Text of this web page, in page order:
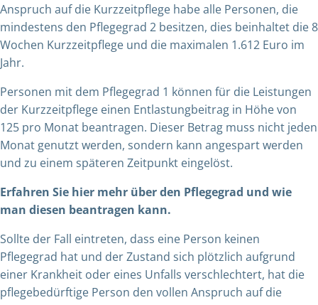
Anspruch auf die Kurzzeitpflege habe alle Personen, die
mindestens den Pflegegrad 2 besitzen, dies beinhaltet die 8
Wochen Kurzzeitpflege und die maximalen 1.612 Euro im
Jahr.
Personen mit dem Pflegegrad 1 können für die Leistungen
der Kurzzeitpflege einen Entlastungbeitrag in Höhe von
125 pro Monat beantragen. Dieser Betrag muss nicht jeden
Monat genutzt werden, sondern kann angespart werden
und zu einem späteren Zeitpunkt eingelöst.
Erfahren Sie hier mehr über den Pflegegrad und wie
man diesen beantragen kann.
Sollte der Fall eintreten, dass eine Person keinen
Pflegegrad hat und der Zustand sich plötzlich aufgrund
einer Krankheit oder eines Unfalls verschlechtert, hat die
pflegebedürftige Person den vollen Anspruch auf die